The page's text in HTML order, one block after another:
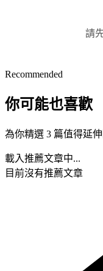
請
Recommended
你可能也喜歡
為你精選 3 篇值得延
載入推薦文章中...
目前沒有推薦文章